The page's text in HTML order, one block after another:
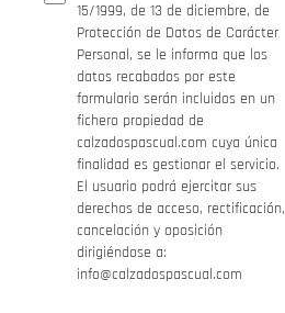
15/1999, de 13 de diciembre, de
Protección de Datos de Carácter
Personal, se le informa que los
datos recabados por este
formulario serán incluidos en un
fichero propiedad de
calzadospascual.com cuya única
finalidad es gestionar el servicio.
El usuario podrá ejercitar sus
derechos de acceso, rectificación,
cancelación y oposición
dirigiéndose a:
info@calzadospascual.com